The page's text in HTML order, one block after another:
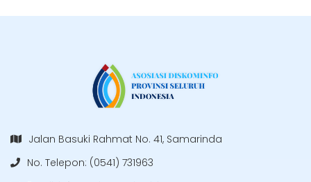
Jalan Basuki Rahmat No. 41, Samarinda
No. Telepon: (0541) 731963